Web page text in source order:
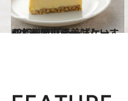
2017.9.21
47都道府県の美味しいすぐれもの 「チーズケーキ」～関東篇～
グルメ